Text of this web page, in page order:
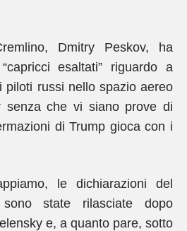
Dmitry Peskov, ha
esaltati” riguardo a
piloti russi nello spazio aereo
senza che vi siano prove di
di Trump gioca con i
le dichiarazioni del
sono state rilasciate dopo
e, a quanto pare, sotto